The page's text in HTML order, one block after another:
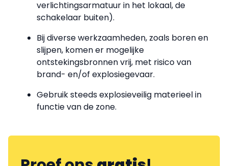
verlichtingsarmatuur in het lokaal, de
schakelaar buiten).
Bij diverse werkzaamheden, zoals boren en
slijpen, komen er mogelijke
ontstekingsbronnen vrij, met risico van
brand- en/of explosiegevaar.
Gebruik steeds explosieveilig materieel in
functie vande zone.